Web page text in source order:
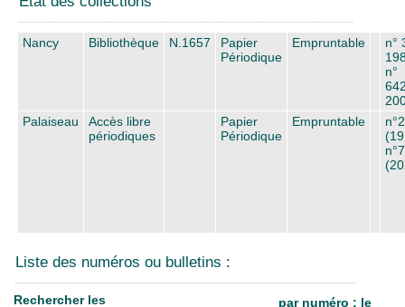
Nancy Bibliothèque N.1657
Papier
Périodique
Empruntable
n°
n°
Palaiseau
Accès libre
périodiques
Papier
Périodique
Empruntable
Liste des numéros ou bulletins :
Rechercher les par numéro : le